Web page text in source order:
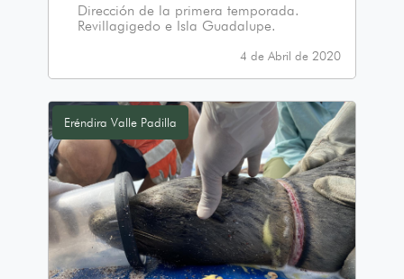
Dirección de la primera temporada.
Revillagigedo e Isla Guadalupe.
4 de Abril de 2020
Eréndira Valle Padilla